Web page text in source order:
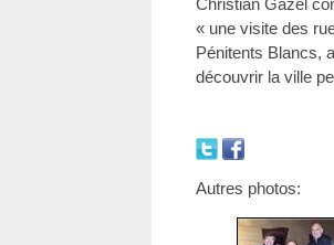
Christian Gazel
« une visite des
Pénitents Blancs,
découvrir la ville
Autres photos: